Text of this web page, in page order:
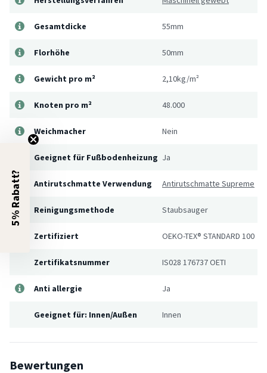
Gesamtdicke 55mm
Florhöhe 50mm
Gewicht pro m² 2,10kg/m²
Knoten pro m² 48.000
Weichmacher Nein
Geeignet für Fußbodenheizung Ja
Antirutschmatte Verwendung Antirutschmatte Supreme
Reinigungsmethode Staubsauger
Zertifiziert OEKO-TEX® STANDARD 100
Zertifikatsnummer IS028 176737 OETI
Anti allergie Ja
Geeignet für: Innen/Außen Innen
Bewertungen
5% Rabatt?